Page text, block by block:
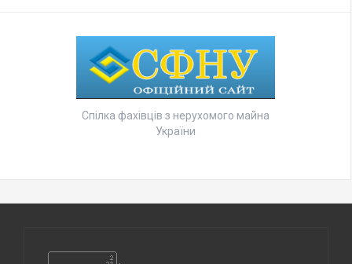
Спілка фахівців з нерухомого майна
України